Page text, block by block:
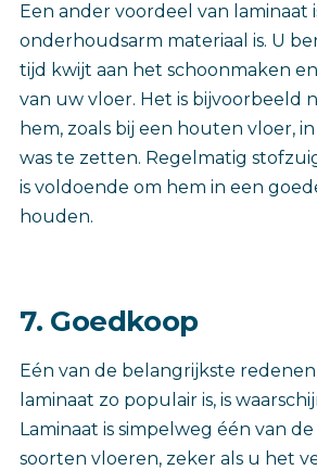
Een ander voordeel van laminaat
onderhoudsarm materiaal is. U
tijd kwijt aan het schoonmaken
van uw vloer. Het is bijvoorbeeld
hem, zoals bij een houten vloer,
was te zetten. Regelmatig
is voldoende om hem in een
houden.
7. Goedkoop
Eén van de belangrijkste
laminaat zo populair is, is
Laminaat is simpelweg één van
soorten vloeren, zeker als u het